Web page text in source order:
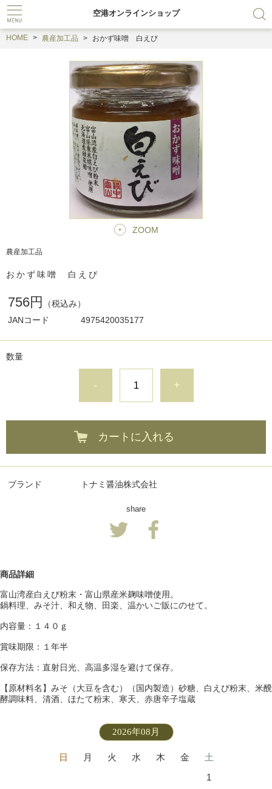
空港オンラインショップ
HOME 農産加工品 おかず味噌 白えび
ZOOM
農産加工品
おかず味噌 白えび
756円
（税込み）
JANコード
4975420035177
数量
- +
カートに入れる
ブランド トナミ醤油株式会社
share
商品詳細
富山湾産白えび粉末・富山県産米麹味噌使用。
鍋料理、みそ汁、和え物、田楽、温かいご販にのせて。
内容量：１４０ｇ
賞味期限：１年半
保存方法：直射日光、高温多湿を避けて保存。
【原材料名】みそ（大豆を含む）（国内製造）砂糖、白えび粉末、米醗
酵調味料、清酒、ほたて粉末、寒天、赤唐辛子塩蔵
2026年08月
日 月 火 水 木 金
土
1